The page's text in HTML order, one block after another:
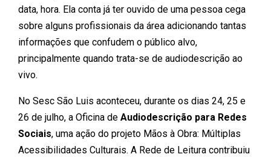
data, hora. Ela conta já ter ouvido de uma pessoa cega
sobre alguns profissionais da área adicionando tantas
informações que confudem o público alvo,
principalmente quando trata-se de audiodescrição ao
vivo.
No Sesc São Luis aconteceu, durante os dias 24, 25 e
26 de julho, a Oficina de Audiodescrição para Redes
Sociais, uma ação do projeto Mãos à Obra: Múltiplas
Acessibilidades Culturais. A Rede de Leitura contribuiu